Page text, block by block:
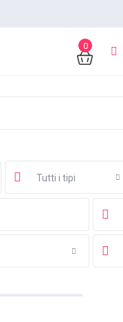
0
Tutti i tipi